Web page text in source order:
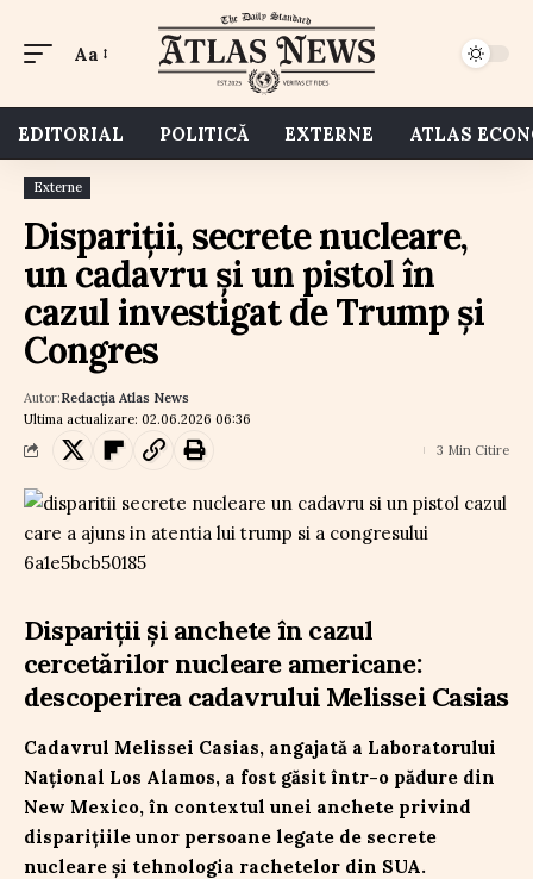
Aa
EDITORIAL POLITICĂ EXTERNE ATLAS
Externe
Dispariții, secrete nucleare,
un cadavru și un pistol în
cazul investigat de Trump și
Congres
Ultima actualizare: 02.06.2026 06:36
Autor:Redacția Atlas News
3 Min Citire
Dispariții și anchete în cazul
cercetărilor nucleare americane:
descoperirea cadavrului Melissei Casias
Cadavrul Melissei Casias, angajată a Laboratorului
Național Los Alamos, a fost găsit într-o pădure din
New Mexico, în contextul unei anchete privind
disparițiile unor persoane legate de secrete
nucleare și tehnologia rachetelor din SUA.